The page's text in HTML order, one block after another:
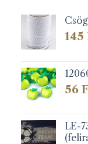
145
56
LE-